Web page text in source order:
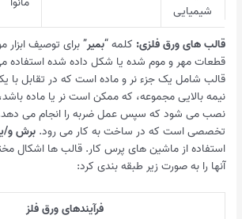
شیمیایی
قالب های ورق فلزی: کلمه “بمیر” برای توصیف ابزار
قطعات مهر و موم شده یا شکل داده شده
قالب شامل یک جزء نر و ماده است که در تقابل با
نیمه بالایی مجموعه، که ممکن است نر یا ماده
نصب می شود که سپس عمل ضربه را انجام می دهد.
تخصصی است که در ساخت به کار می رود.برش و/
استفاده از ماشین های پرس کار. قالب ها اشکال
آنها را به صورت زیر طبقه بندی کرد:
فرآیندهای ورق فلز